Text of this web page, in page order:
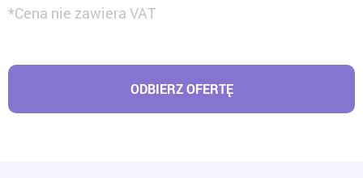
*Cena nie zawiera VAT
ODBIERZ OFERTĘ